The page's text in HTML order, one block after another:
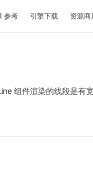
参考 引擎下载 资源商
组件渲染的线段是有